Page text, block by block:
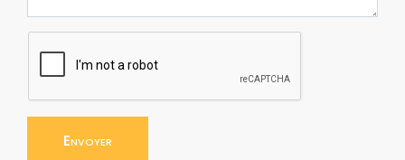
Envoyer